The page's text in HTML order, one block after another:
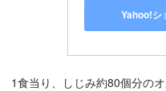
Yahoo!シ
1食当り、しじみ約80個分の